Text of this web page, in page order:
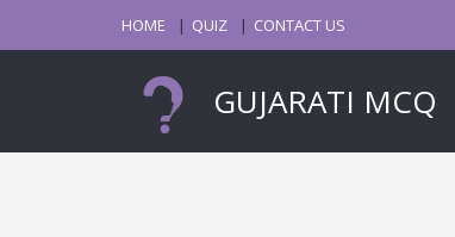
HOME QUIZ CONTACT US
GUJARATI MCQ